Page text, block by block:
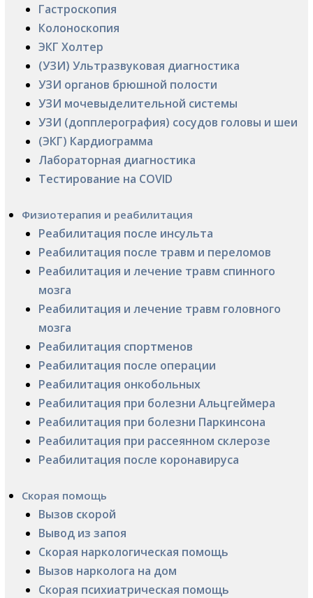
Гастроскопия
Колоноскопия
ЭКГ Холтер
(УЗИ) Ультразвуковая диагностика
УЗИ органов брюшной полости
УЗИ мочевыделительной системы
УЗИ (допплерография) сосудов головы и шеи
(ЭКГ) Кардиограмма
Лабораторная диагностика
Тестирование на COVID
Физиотерапия и реабилитация
Реабилитация после инсульта
Реабилитация после травм и переломов
Реабилитация и лечение травм спинного
мозга
Реабилитация и лечение травм головного
мозга
Реабилитация спортменов
Реабилитация после операции
Реабилитация онкобольных
Реабилитация при болезни Альцгеймера
Реабилитация при болезни Паркинсона
Реабилитация при рассеянном склерозе
Реабилитация после коронавируса
Скорая помощь
Вызов скорой
Вывод из запоя
Скорая наркологическая помощь
Вызов нарколога на дом
Скорая психиатрическая помощь